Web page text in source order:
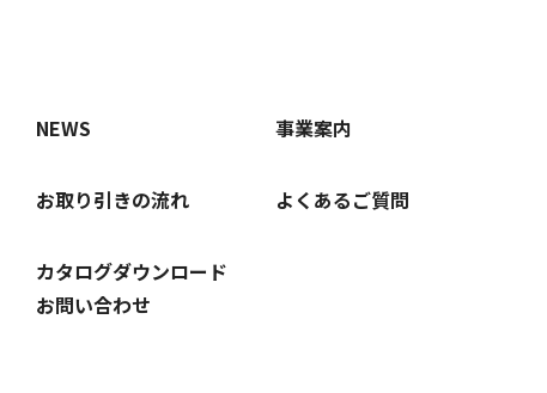
NEWS 事業案内
お取り引きの流れ よくあるご質問
カタログダウンロード
お問い合わせ